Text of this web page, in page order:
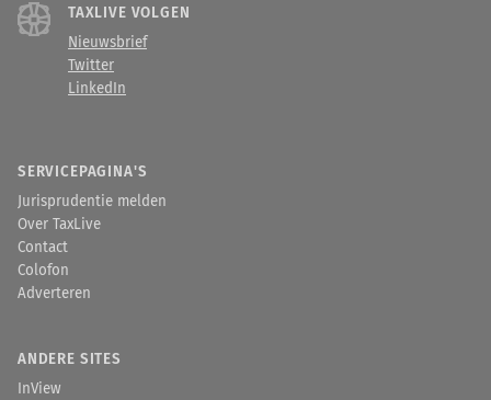
TAXLIVE VOLGEN
Nieuwsbrief
Twitter
LinkedIn
SERVICEPAGINA'S
Jurisprudentie melden
Over TaxLive
Contact
Colofon
Adverteren
ANDERE SITES
InView